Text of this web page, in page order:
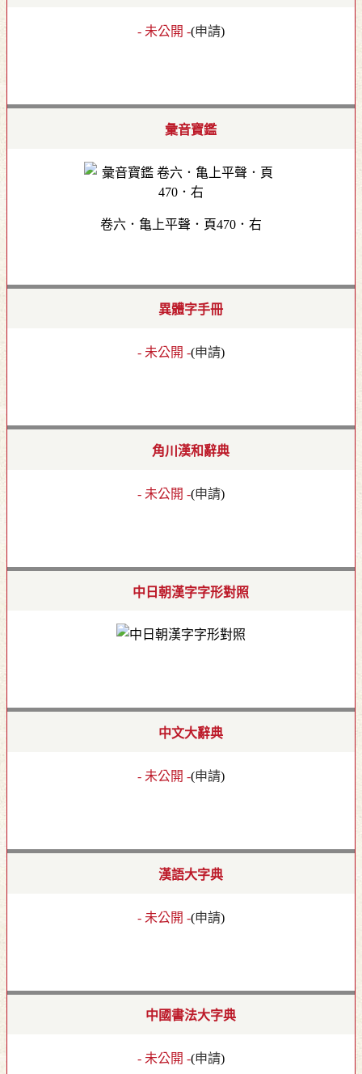
- 未公開 -(申請)
彙音寶鑑
卷六．亀上平聲．頁470．右
異體字手冊
- 未公開 -(申請)
角川漢和辭典
- 未公開 -(申請)
中日朝漢字字形對照
中文大辭典
- 未公開 -(申請)
漢語大字典
- 未公開 -(申請)
中國書法大字典
- 未公開 -(申請)